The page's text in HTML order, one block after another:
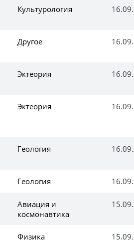
Культурология
Другое
Эктеория
Эктеория
Геология
Геология
Авиация и
космонавтика
Физика